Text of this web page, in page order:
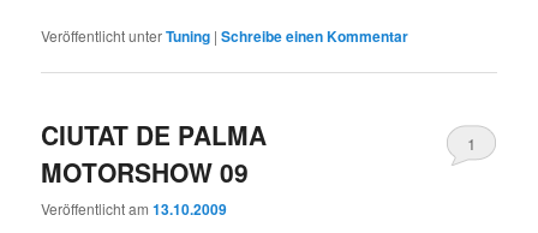
Veröffentlicht unterTuning |Schreibe einen Kommentar
CIUTAT DE PALMA
MOTORSHOW 09
Veröffentlicht am13.10.2009
1